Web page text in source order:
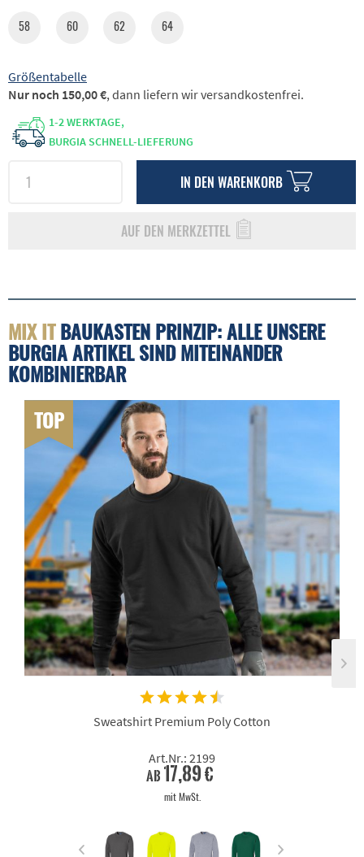
58 60 62 64
Größentabelle
1-2 WERKTAGE,
BURGIA SCHNELL-LIEFERUNG
IN DEN WARENKORB
AUF DEN MERKZETTEL
Nur noch 150,00 €, dann liefern wir versandkostenfrei.
MIX ITBAUKASTEN PRINZIP: ALLE UNSERE
BURGIA ARTIKEL SIND MITEINANDER
KOMBINIERBAR
TOP
Sweatshirt Premium Poly Cotton
Art.Nr.: 2199
ab 17,89 €
mit MwSt.